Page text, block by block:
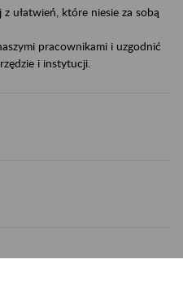
ułatwień, które niesie za sobą
pracownikami i uzgodnić
i instytucji.